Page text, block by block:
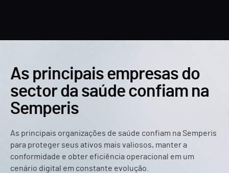
As principais empresas do
sector da saúde confiam na
Semperis
As principais organizações de saúde confiam na Semperis
para proteger seus ativos mais valiosos, manter a
conformidade e obter eficiência operacional em um
cenário digital em constante evolução.